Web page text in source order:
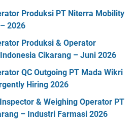
Produksi PT Niterra Mobility
2026
Produksi & Operator
Cikarang – Juni 2026
QC Outgoing PT Mada Wikri
Hiring 2026
& Weighing Operator PT
– Industri Farmasi 2026